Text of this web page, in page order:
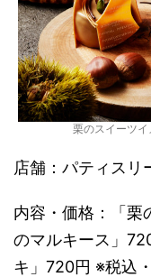
栗のスイーツイ
店舗：パティスリ
内容・価格：「栗
のマルキース」
キ」720円 ※税込